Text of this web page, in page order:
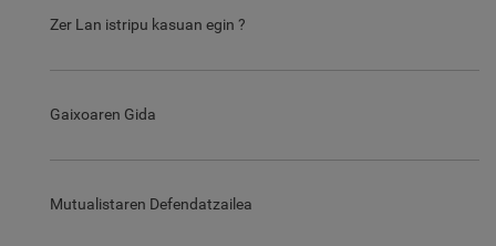
Zer Lan istripu kasuan egin ?
Gaixoaren Gida
Mutualistaren Defendatzailea